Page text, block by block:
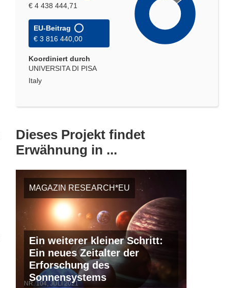
€ 4 438 444,71
EU-Beitrag
€ 3 816 440,00
Koordiniert durch
UNIVERSITA DI PISA
Italy
Dieses Projekt findet
Erwähnung in ...
MAGAZIN RESEARCH*EU
Ein weiterer kleiner Schritt:
Ein neues Zeitalter der
Erforschung des
Sonnensystems
NR. 104, JULI 2021